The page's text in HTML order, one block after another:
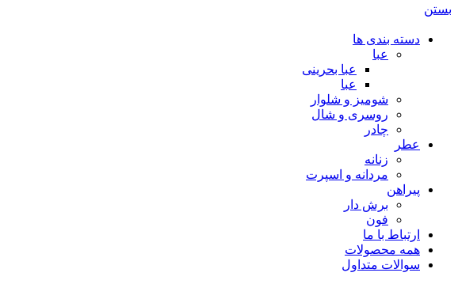
بستن
دسته بندی ها
عبا
عبا بحرینی
عبا
شومیز و شلوار
روسری و شال
چادر
عطر
زنانه
مردانه و اسپرت
پیراهن
برش دار
فون
ارتباط با ما
همه محصولات
سوالات متداول